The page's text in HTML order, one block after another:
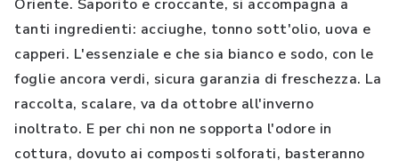
Oriente. Saporito e croccante, si accompagna a
tanti ingredienti: acciughe, tonno sott'olio, uova e
capperi. L'essenziale e che sia bianco e sodo, con le
foglie ancora verdi, sicura garanzia di freschezza. La
raccolta, scalare, va da ottobre all'inverno
inoltrato. E per chi non ne sopporta l'odore in
cottura, dovuto ai composti solforati, basteranno